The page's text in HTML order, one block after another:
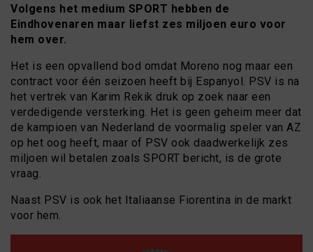
Volgens het medium SPORT hebben de
Eindhovenaren maar liefst zes miljoen euro voor
hem over.
Het is een opvallend bod omdat Moreno nog maar een
contract voor één seizoen heeft bij Espanyol. PSV is na
het vertrek van Karim Rekik druk op zoek naar een
verdedigende versterking. Het is geen geheim meer dat
de kampioen van Nederland de voormalig speler van AZ
op het oog heeft, maar of PSV ook daadwerkelijk zes
miljoen wil betalen zoals SPORT bericht, is de grote
vraag.
Naast PSV is ook het Italiaanse Fiorentina in de markt
voor hem.